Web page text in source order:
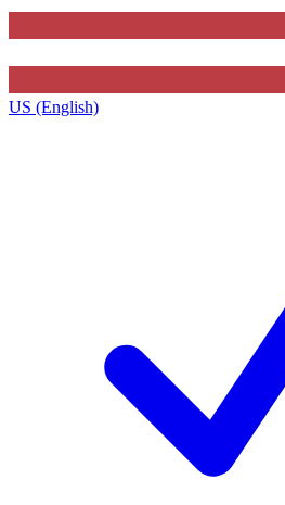
US (English)